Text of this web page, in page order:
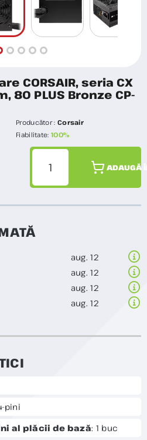
CORSAIR, seria CX
80 PLUS Bronze CP-
Producător : Corsair
Fiabilitate: 100%
ADAUGĂ
aug. 12
aug. 12
aug. 12
aug. 12
pini
al plăcii de bază: 1 buc